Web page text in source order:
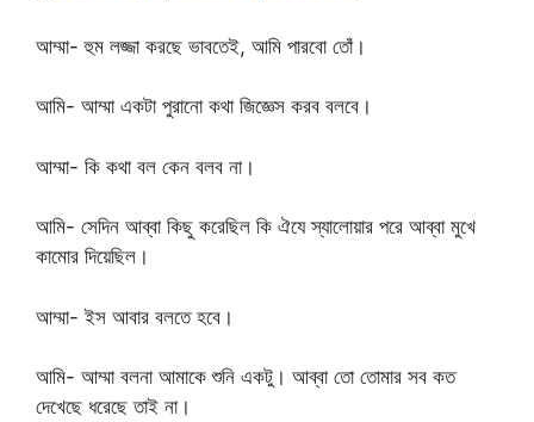
আম্মা- হুম লজ্জা করছে ভাবতেই, আমি পারবো তোঁ।
আমি- আম্মা একটা পুরানো কথা জিজ্ঞেস করব বলবে।
আম্মা- কি কথা বল কেন বলব না।
আমি- সেদিন আব্বা কিছু করেছিল কি ঐযে স্যালোয়ার পরে আব্বা মুখে
কামোর দিয়েছিল।
আম্মা- ইস আবার বলতে হবে।
আমি- আম্মা বলনা আমাকে শুনি একটু। আব্বা তো তোমার সব কত
দেখেছে ধরেছে তাই না।